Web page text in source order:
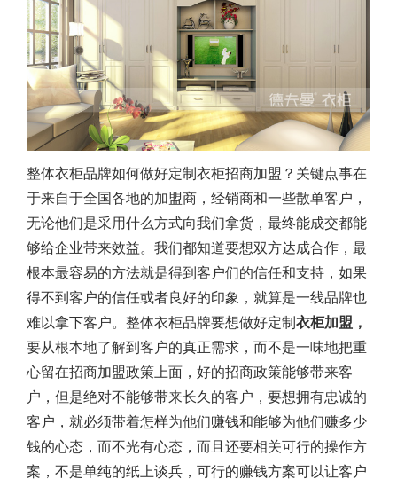
整体衣柜品牌如何做好定制衣柜招商加盟？关键点事在
于来自于全国各地的加盟商，经销商和一些散单客户，
无论他们是采用什么方式向我们拿货，最终能成交都能
够给企业带来效益。我们都知道要想双方达成合作，最
根本最容易的方法就是得到客户们的信任和支持，如果
得不到客户的信任或者良好的印象，就算是一线品牌也
难以拿下客户。整体衣柜品牌要想做好定制 衣柜加盟，
要从根本地了解到客户的真正需求，而不是一味地把重
心留在招商加盟政策上面，好的招商政策能够带来客
户，但是绝对不能够带来长久的客户，要想拥有忠诚的
客户，就必须带着怎样为他们赚钱和能够为他们赚多少
钱的心态，而不光有心态，而且还要相关可行的操作方
案，不是单纯的纸上谈兵，可行的赚钱方案可以让客户